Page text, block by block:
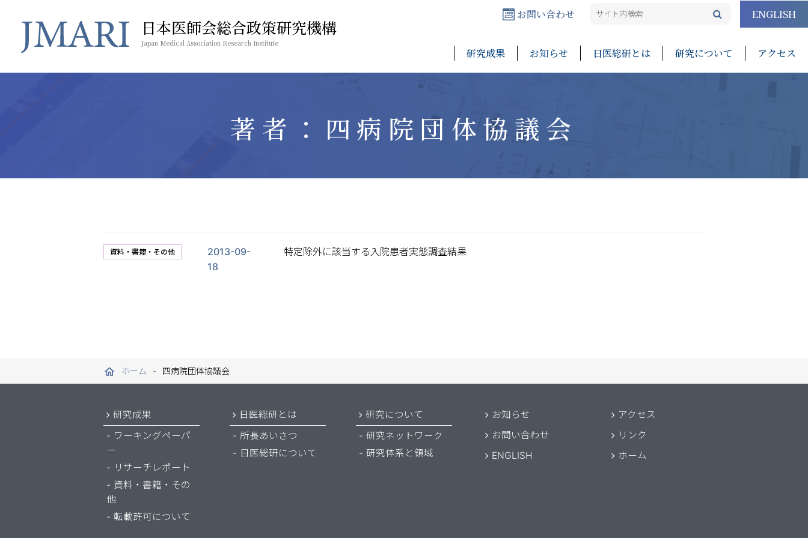
日本医師会総合政策研究機構
Japan Medical Association Research Institute
お問い合わせ ENGLISH
研究成果 お知らせ 日医総研とは 研究について アクセス
著者：四病院団体協議会
資料・書籍・その他
2013-09-
18
特定除外に該当する入院患者実態調査結果
ホーム 四病院団体協議会
研究成果
ワーキングペーパ
ー
リサーチレポート
資料・書籍・その
他
転載許可について
日医総研とは
所長あいさつ
日医総研について
研究について
研究ネットワーク
研究体系と領域
お知らせ
アクセス
お問い合わせ
リンク
ENGLISH
ホーム